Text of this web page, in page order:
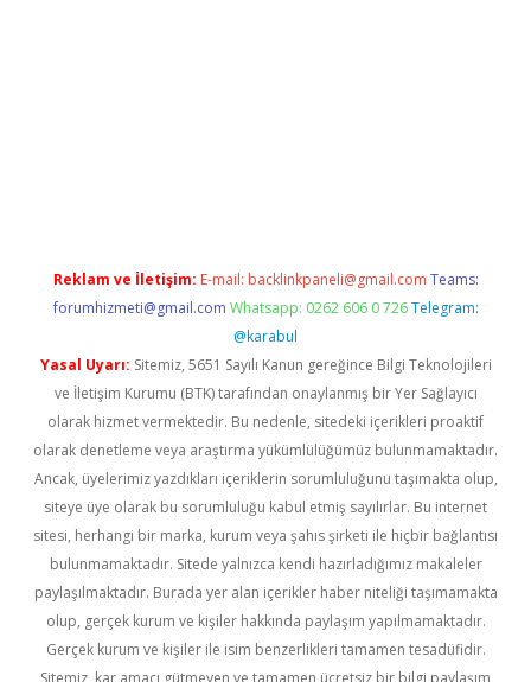
Reklam ve İletişim: E-mail: backlinkpaneli@gmail.com Teams:
forumhizmeti@gmail.com Whatsapp: 0262 606 0 726 Telegram:
@karabul
Yasal Uyarı: Sitemiz, 5651 Sayılı Kanun gereğince Bilgi Teknolojileri
ve İletişim Kurumu (BTK) tarafından onaylanmış bir Yer Sağlayıcı
olarak hizmet vermektedir. Bu nedenle, sitedeki içerikleri proaktif
olarak denetleme veya araştırma yükümlülüğümüz bulunmamaktadır.
Ancak, üyelerimiz yazdıkları içeriklerin sorumluluğunu taşımakta olup,
siteye üye olarak bu sorumluluğu kabul etmiş sayılırlar. Bu internet
sitesi, herhangi bir marka, kurum veya şahıs şirketi ile hiçbir bağlantısı
bulunmamaktadır. Sitede yalnızca kendi hazırladığımız makaleler
paylaşılmaktadır. Burada yer alan içerikler haber niteliği taşımamakta
olup, gerçek kurum ve kişiler hakkında paylaşım yapılmamaktadır.
Gerçek kurum ve kişiler ile isim benzerlikleri tamamen tesadüfidir.
Sitemiz, kar amacı gütmeyen ve tamamen ücretsiz bir bilgi paylaşım